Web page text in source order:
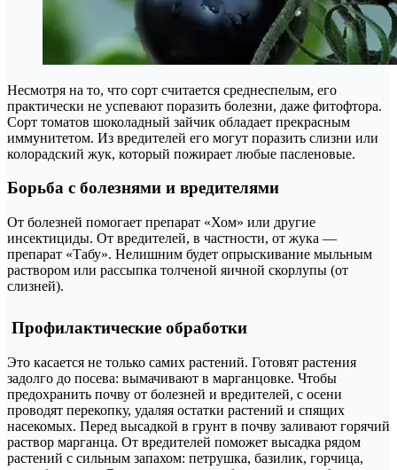
Несмотря на то, что сорт считается среднеспелым, его
практически не успевают поразить болезни, даже фитофтора.
Сорт томатов шоколадный зайчик обладает прекрасным
иммунитетом. Из вредителей его могут поразить слизни или
колорадский жук, который пожирает любые пасленовые.
Борьба с болезнями и вредителями
От болезней помогает препарат «Хом» или другие
инсектициды. От вредителей, в частности, от жука —
препарат «Табу». Нелишним будет опрыскивание мыльным
раствором или рассыпка толченой яичной скорлупы (от
слизней).
Профилактические обработки
Это касается не только самих растений. Готовят растения
задолго до посева: вымачивают в марганцовке. Чтобы
предохранить почву от болезней и вредителей, с осени
проводят перекопку, удаляя остатки растений и спящих
насекомых. Перед высадкой в грунт в почву заливают горячий
раствор марганца. От вредителей поможет высадка рядом
растений с сильным запахом: петрушка, базилик, горчица,